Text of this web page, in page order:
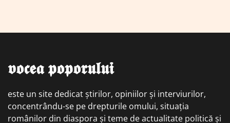
𝖛𝖔𝖈𝖊𝖆 𝖕𝖔𝖕𝖔𝖗𝖚𝖑𝖚𝖎
este un site dedicat știrilor, opiniilor și interviurilor,
concentrându-se pe drepturile omului, situația
românilor din diaspora și teme de actualitate politică și